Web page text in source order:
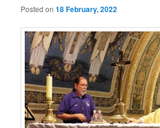
Posted on18 February, 2022